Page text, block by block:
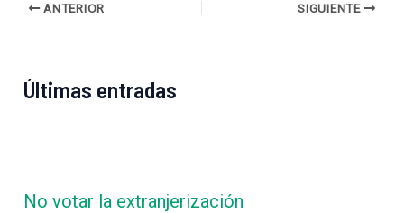
ANTERIOR SIGUIENTE
Últimas entradas
No votar la extranjerización